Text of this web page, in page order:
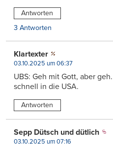
Antworten
3 Antworten
Klartexter
03.10.2025 um 06:37
UBS: Geh mit Gott, aber
schnell in die USA.
Antworten
Sepp Dütsch und dütlich
03.10.2025 um 07:16